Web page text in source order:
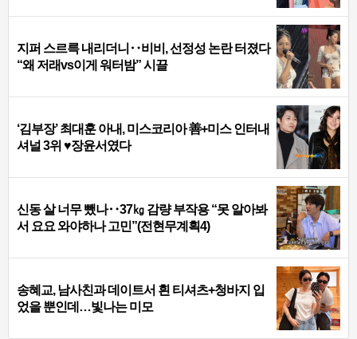
지퍼 스르륵 내리더니‥비비, 선정성 논란 터졌다
“왜 저래vs이게 워터밤” 시끌
‘김부장’ 최대훈 아내, 미스코리아 善+미스 인터내
셔널 3위 ♥장윤서였다
신동 살 너무 뺐나‥37㎏ 감량 부작용 “못 알아봐
서 요요 와야하나 고민”(전현무계획4)
송혜교, 남사친과 데이트서 흰 티셔츠+청바지 입
었을 뿐인데…빛나는 미모